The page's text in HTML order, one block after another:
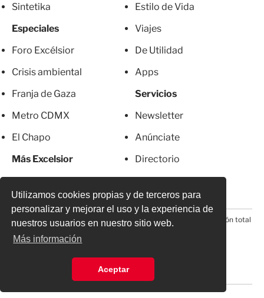
Utilizamos cookies propias y de terceros para
personalizar y mejorar el uso y la experiencia de
nuestros usuarios en nuestro sitio web.
Más información
Aceptar
Sintetika
Especiales
Foro Excélsior
Crisis ambiental
Franja de Gaza
Metro CDMX
El Chapo
Más Excelsior
Estilo de Vida
Viajes
De Utilidad
Apps
Servicios
Newsletter
Anúnciate
Directorio
© 2026 Todos los derechos reservados. Prohibida la reproducción total
o parcial, incluyendo cualquier medio electrónico*